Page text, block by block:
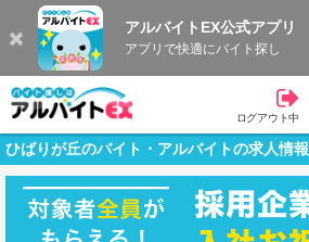
アルバイトEX公式アプリ
アプリで快適にバイト探し
ログアウト中
ひばりが丘のバイト・アルバイトの求人情報